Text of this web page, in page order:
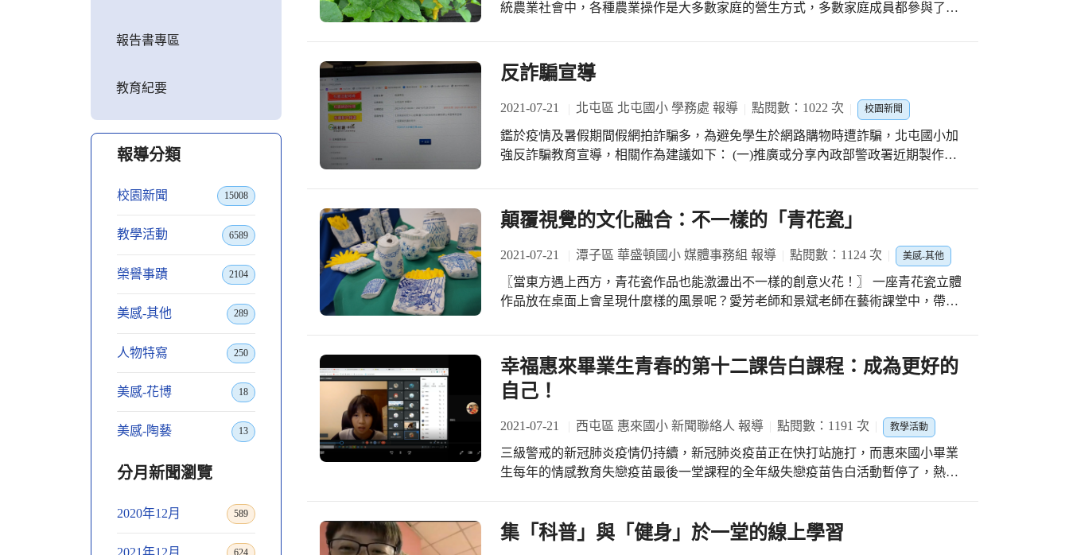
報告書專區
教育紀要
報導分類
校園新聞 15008
教學活動 6589
榮譽事蹟 2104
美感-其他 289
人物特寫 250
美感-花博 18
美感-陶藝 13
分月新聞瀏覽
2020年12月 589
2021年12月 624
統農業社會中，各種農業操作是大多數家庭的營生方式，多數家庭成員都參與了從
反詐騙宣導
2021-07-21 北屯區 北屯國小 學務處 報導 點閱數：1022 次 校園新聞
鑑於疫情及暑假期間假網拍詐騙多，為避免學生於網路購物時遭詐騙，北屯國小加
強反詐騙教育宣導，相關作為建議如下： (一)推廣或分享內政部警政署近期製作
人」LINE@，協助辨別是否為詐騙手法，亦可直接撥打165反詐騙諮詢專線查證，
以避免受騙上當。 二、以上資訊分享自「165全民防騙」網站(網址：
https://165.npa.gov.tw)。
顛覆視覺的文化融合：不一樣的「青花瓷」
2021-07-21 潭子區 華盛頓國小 媒體事務組 報導 點閱數：1124 次 美感-其他
〖當東方遇上西方，青花瓷作品也能激盪出不一樣的創意火花！〗 一座青花瓷立體
作品放在桌面上會呈現什麼樣的風景呢？愛芳老師和景斌老師在藝術課堂中，帶著
顛覆既有的印象吧！青花瓷融合了速食文化，也能帶來令人驚艷又毫無違和感的視
覺新感受。
幸福惠來畢業生青春的第十二課告白課程：成為更好的
自己！
2021-07-21 西屯區 惠來國小 新聞聯絡人 報導 點閱數：1191 次 教學活動
三級警戒的新冠肺炎疫情仍持續，新冠肺炎疫苗正在快打站施打，而惠來國小畢業
生每年的情感教育失戀疫苗最後一堂課程的全年級失戀疫苗告白活動暫停了，熱血
示: 在線上課程能夠讓學生們臉紅心跳的機會微乎其微，而線上告白就是實屬難得的
集「科普」與「健身」於一堂的線上學習